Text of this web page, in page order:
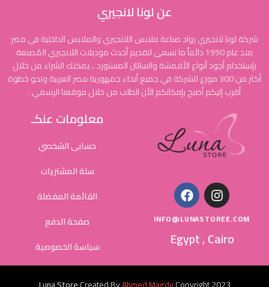
عن لونا لانجيري
شركة لونا لانجيري رواد صناعة ملابس اللانجيري والملابس الداخلية في مصر
منذ عام 1990 دائماً ما نسعى لتقديم أحدث موديلات اللانجيري المُصنعة
بإستخدام أجود أنواع الأقمشة والساتان المستورد .. يمكنك الشراء من خلال
أكثر من 300 موزع للشركة في جميع أنحاء جمهورية مصر العربية ونحو خطوة
أقرب إليكم أصبح بإمكانكم الأن الطلب من خلال موقعنا الرسمي .
INFO@LUNASTOREE.COM
Egypt , Cairo
معلومات عنكـ
حسابى الشخصي
سلة المشتريات
القائمة المفضلة
صفحة الدفع
سياسة الخصوصية